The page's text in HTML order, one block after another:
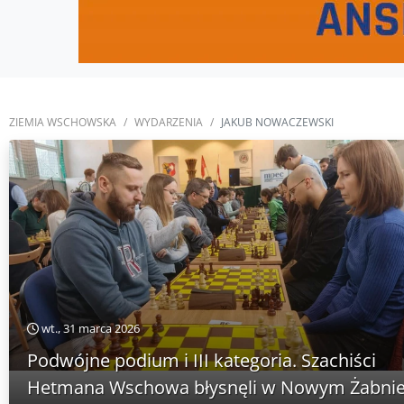
ZIEMIA WSCHOWSKA WYDARZENIA JAKUB NOWACZEWSKI
wt., 31 marca 2026
Podwójne podium i III kategoria. Szachiści
Hetmana Wschowa błysnęli w Nowym